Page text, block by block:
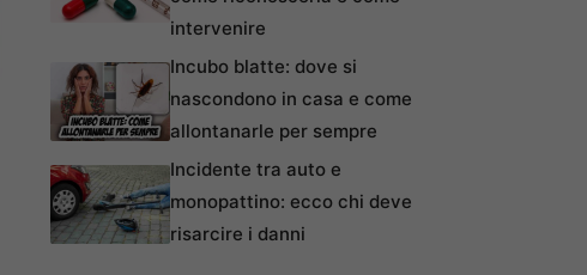
intervenire
Incubo blatte: dove si
nascondono in casa e come
allontanarle per sempre
Incidente tra auto e
monopattino: ecco chi deve
risarcire i danni